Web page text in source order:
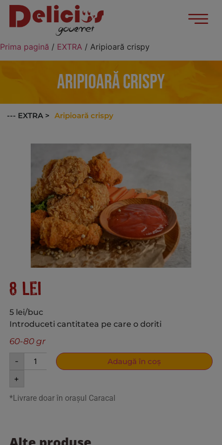
Prima pagină / EXTRA / Aripioară crispy
Aripioară crispy
--- EXTRA > Aripioară crispy
8 lei
5 lei/buc
Introduceti cantitatea pe care o doriti
60-80 gr
-
+
Adaugă în coș
*Livrare doar în orașul Caracal